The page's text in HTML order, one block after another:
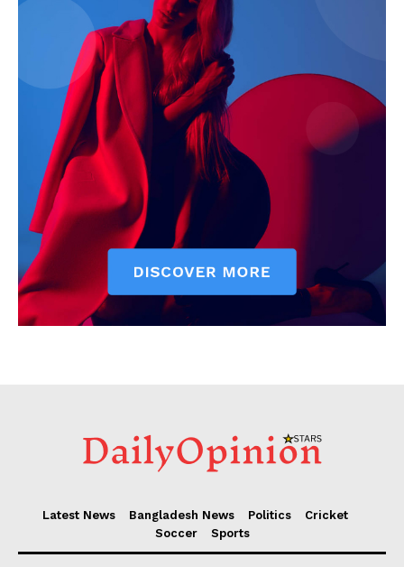
Latest News Bangladesh News Politics
Cricket
Soccer
Sports